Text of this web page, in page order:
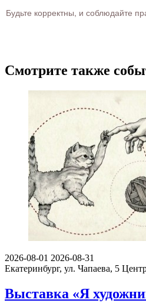
Будьте корректны, и соблюдайте
Смотрите также
2026-08-01 2026-08-31
Екатеринбург, ул. Чапаева, 5
Выставка «Я